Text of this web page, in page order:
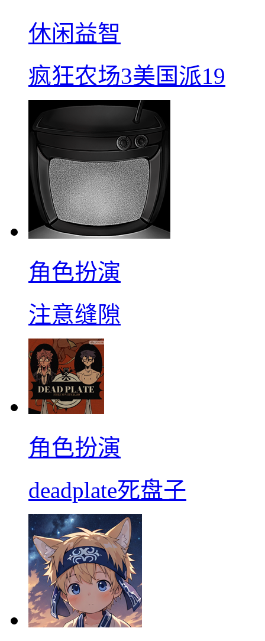
休闲益智
疯狂农场3美国派19
角色扮演
注意缝隙
角色扮演
deadplate死盘子